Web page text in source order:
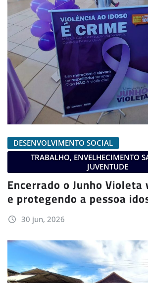
DESENVOLVIMENTO SOCIAL
TRABALHO, ENVELHECIMENTO
JUVENTUDE
Encerrado o Junho
e protegendo a pessoa
30 jun, 2026